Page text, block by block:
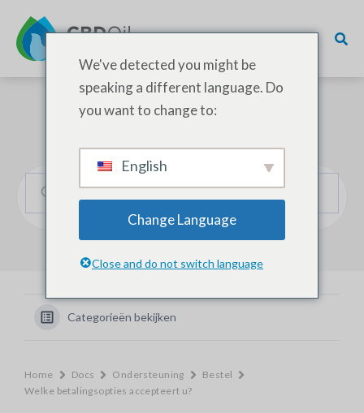
Categorieën bekijken
Home Docs Ondersteuning
Bestel
Welke betalingsopties accepteert u?
We've detected you might be
speaking a different language. Do
you want to change to:
English
Change Language
Close and do not switch language